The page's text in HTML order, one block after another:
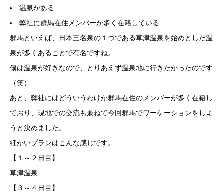
温泉がある
弊社に群馬在住メンバーが多く在籍している
群馬といえば、日本三名泉の１つである草津温泉を始めとした温
泉が多くあることで有名ですね。
僕は温泉が好きなので、とりあえず温泉地に行きたかったのです
（笑）
あと、弊社にはどういうわけか群馬在住のメンバーが多く在籍し
ており、現地での交流も兼ねて今回群馬でワーケーションをしよ
うと決めました。
細かいプランはこんな感じです。
【１～２日目】
草津温泉
【３～４日目】